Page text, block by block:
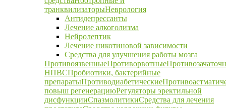
транквилизаторыНеврология
Антидепрессанты
Лечение алкоголизма
Нейролептик
Лечение никотиновой зависимости
Средства для улучшения работы мозга
ПротивоязвенныеПротиворвотные
НПВСПробиотики, бактерийные
препаратыПротиводиабетические
повыш регенерациюРегуляторы эректильной
дисфункцииСпазмолитикиСредства для лечения